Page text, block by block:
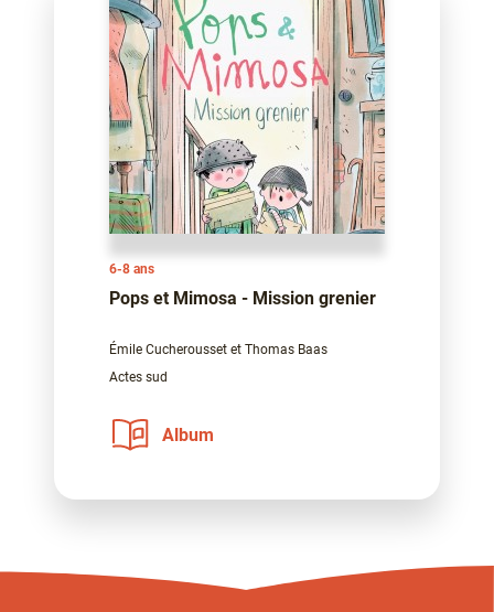
6-8 ans
Pops et Mimosa - Mission grenier
Émile Cucherousset et Thomas Baas
Actes sud
Album